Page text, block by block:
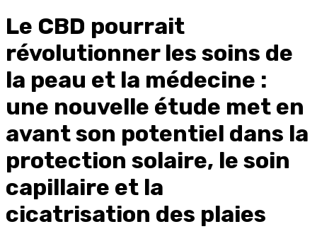
Le CBD pourrait
révolutionner les soins de
la peau et la médecine :
une nouvelle étude met en
avant son potentiel dans la
protection solaire, le soin
capillaire et la
cicatrisation des plaies